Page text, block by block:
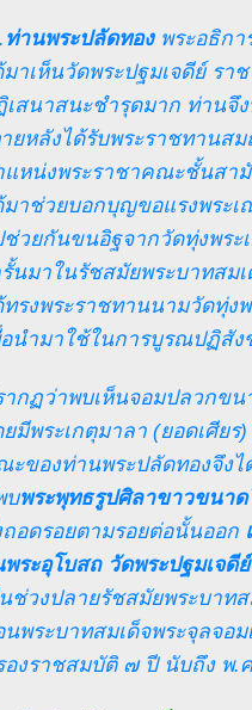
ท่านพระปลัดทองพระอธิกา
มาเห็นวัดพระปฐมเจดีย์ รา
เสนาสนะชำรุดมาก ท่านจึ
ยหลังได้รับพระราชทานส
แหน่งพระราชาคณะชั้นสา
มาช่วยบอกบุญขอแรงพระ
ช่วยกันขนอิฐจากวัดทุ่งพระ
นมาในรัชสมัยพระบาทสม
ทรงพระราชทานนามวัดทุ่ง
อนำมาใช้ในการบูรณปฏิสัง
ากฏว่าพบเห็นจอมปลวกข
ยมีพระเกตุมาลา (ยอดเศีย
ะของท่านพระปลัดทองจึง
บพระพุทธรูปศิลาขาวขนา
ถอดรอยตามรอยต่อนั้นออก
พระอุโบสถ วัดพระปฐมเจดี
ช่วงปลายรัชสมัยพระบาท
นพระบาทสมเด็จพระจุลจอ
องราชสมบัติ ๗ ปี นับถึง พ.